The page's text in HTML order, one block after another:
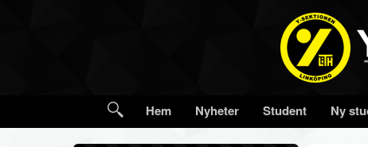
Hem Nyheter Student Ny